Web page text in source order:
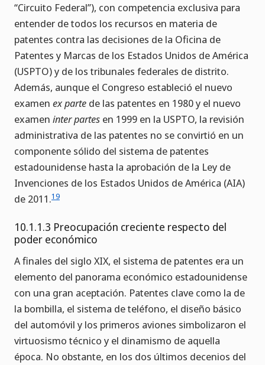
“Circuito Federal”), con competencia exclusiva para
entender de todos los recursos en materia de
patentes contra las decisiones de la Oficina de
Patentes y Marcas de los Estados Unidos de América
(USPTO) y de los tribunales federales de distrito.
Además, aunque el Congreso estableció el nuevo
examen ex parte de las patentes en 1980 y el nuevo
examen inter partes en 1999 en la USPTO, la revisión
administrativa de las patentes no se convirtió en un
componente sólido del sistema de patentes
estadounidense hasta la aprobación de la Ley de
Invenciones de los Estados Unidos de América (AIA)
de 2011.19
10.1.1.3 Preocupación creciente respecto del
poder económico
A finales del siglo XIX, el sistema de patentes era un
elemento del panorama económico estadounidense
con una gran aceptación. Patentes clave como la de
la bombilla, el sistema de teléfono, el diseño básico
del automóvil y los primeros aviones simbolizaron el
virtuosismo técnico y el dinamismo de aquella
época. No obstante, en los dos últimos decenios del